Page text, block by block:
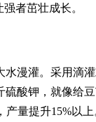
者茁壮成长。
漫灌。采用滴
酸钾，就像给
量提升15%以上